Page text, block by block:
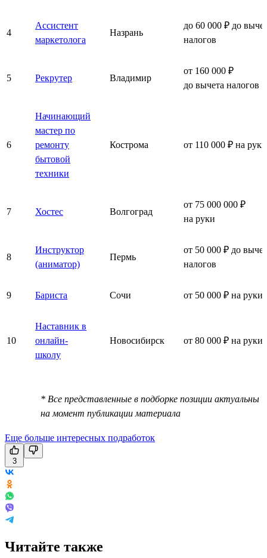
4
Ассистент
маркетолога
Назрань
до 60 000 ₽ до
налогов
5 Рекрутер Владимир
от 160 000 ₽
до вычета налогов
6
Начинающий
мастер по
ремонту
бытовой
техники
Кострома от 110 000 ₽ на руки
7 Хостес Волгоград
от 75 000 000 ₽
на руки
8
Инструктор
(аниматор)
Пермь
от 50 000 ₽ до
налогов
9 Бариста Сочи от 50 000 ₽ на руки
10
Наставник в
онлайн-
школу
Новосибирск от 80 000 ₽ на руки
* Все представленные в подборке позиции актуальны
на момент публикации материала
Еще больше интересных подработок
3
Читайте также